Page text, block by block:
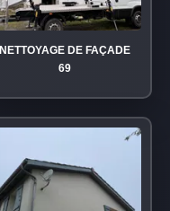
NETTOYAGE DE FAÇADE
69